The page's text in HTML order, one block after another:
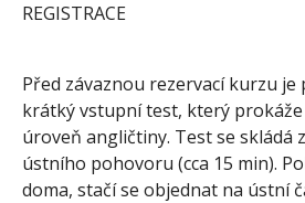
REGISTRACE
Před závaznou rezervací kurzu
krátký vstupní test, který
úroveň angličtiny. Test se skládá
ústního pohovoru (cca 15 min).
doma, stačí se objednat na ústní